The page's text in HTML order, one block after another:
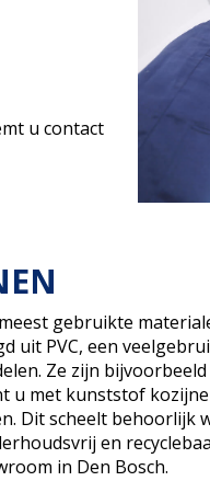
u contact
gebruikte
uit PVC, een
Ze zijn
u met kunststof
Dit scheelt
en
in Den Bosch.